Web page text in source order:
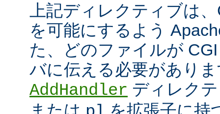
上記ディレクティブは
を可能にするよう
た、どのファイルが
バに伝える必要があり
AddHandler ディレク
または
を拡張子に持